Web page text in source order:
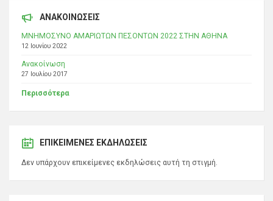
ΑΝΑΚΟΙΝΩΣΕΙΣ
ΜΝΗΜΟΣΥΝΟ ΑΜΑΡΙΩΤΩΝ ΠΕΣΟΝΤΩΝ 2022 ΣΤΗΝ ΑΘΗΝΑ
12 Ιουνίου 2022
Ανακοίνωση
27 Ιουλίου 2017
Περισσότερα
ΕΠΙΚΕΊΜΕΝΕΣ ΕΚΔΗΛΏΣΕΙΣ
Δεν υπάρχουν επικείμενες εκδηλώσεις αυτή τη στιγμή.